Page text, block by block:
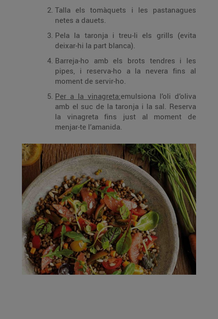
Talla els tomàquets i les pastanagues
netes a dauets.
Pela la taronja i treu-li els grills (evita
deixar-hi la part blanca).
Barreja-ho amb els brots tendres i les
pipes, i reserva-ho a la nevera fins al
moment de servir-ho.
Per a la vinagreta:emulsiona l’oli d’oliva
amb el suc de la taronja i la sal. Reserva
la vinagreta fins just al moment de
menjar-te l’amanida.